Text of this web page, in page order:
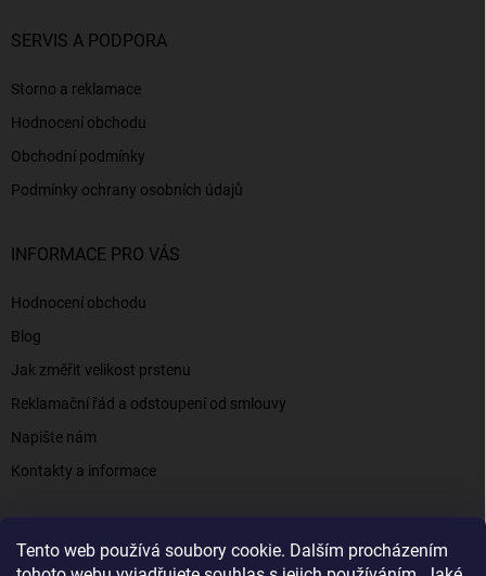
Tento web používá soubory cookie. Dalším procházením
SERVIS A PODPORA
Storno a reklamace
Hodnocení obchodu
Obchodní podmínky
Podmínky ochrany osobních údajů
INFORMACE PRO VÁS
Hodnocení obchodu
Blog
Jak změřit velikost prstenu
Reklamační řád a odstoupení od smlouvy
Napište nám
Kontakty a informace
Elenys.cz - šperky, kterým věříte už od roku 2016